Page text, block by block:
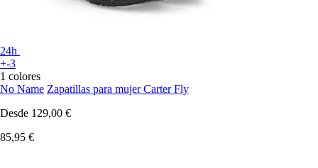
24h
+-3
1 colores
No Name Zapatillas para mujer Carter Fly
Desde 129,00 €
85,95 €